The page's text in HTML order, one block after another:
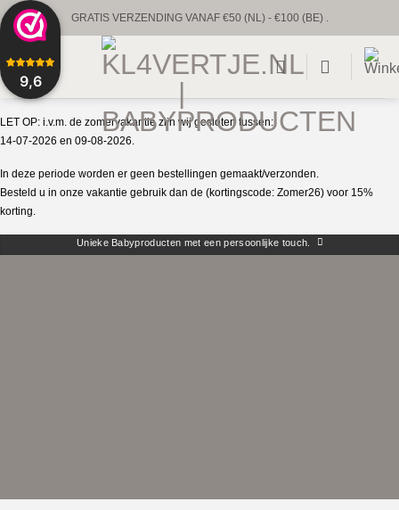
9,6
Ga
naar
inhoud
GRATIS VERZENDING VANAF €50 (NL) - €100 (BE) .
UNIEKE BABYPRODUCTEN & GEPERSONALISEERD
VOORRAAD VERZENDING BINNEN 1 TOT 2 WERKDAGEN.
CUSTUM VERZENDING BINNEN 1-2 WEKEN.
LET OP: i.v.m. de zomervakantie zijn wij gesloten tussen:
14-07-2026 en 09-08-2026.
In deze periode worden er geen bestellingen gemaakt/verzonden.
Besteld u in onze vakantie gebruik dan de (kortingscode: Zomer26) voor 15%
korting.
Unieke Babyproducten met een persoonlijke touch.